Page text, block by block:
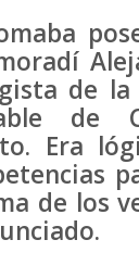
de
de
Era
de los